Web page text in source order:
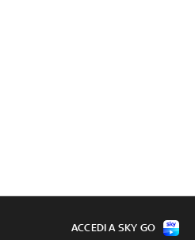
ACCEDI A SKY GO